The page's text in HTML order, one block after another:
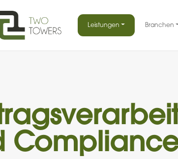
Leistungen Branchen